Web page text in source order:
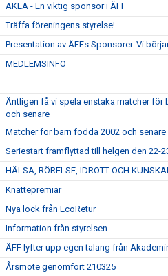
AKEA - En viktig sponsor i ÄFF
Träffa föreningens styrelse!
Presentation av ÄFFs Sponsorer. Vi
MEDLEMSINFO
Äntligen få vi spela enstaka matcher för
och senare
Matcher för barn födda 2002 och senare
Seriestart framflyttad till helgen den 22-
HÄLSA, RÖRELSE, IDROTT OCH
Knattepremiär
Nya lock från EcoRetur
Information från styrelsen
ÄFF lyfter upp egen talang från
Årsmöte genomfört 210325